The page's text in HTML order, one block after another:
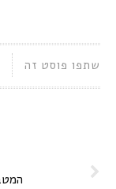
שתפו פוסט זה